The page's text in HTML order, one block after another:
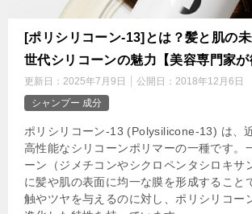
[ポリシリコーン-13]とは？髪と肌の
世代シリコーンの魅力【美容専門家が
更新日： 2025年7月9日 公開日： 2018年12月6日
シャンプー 成分
ポリシリコーン-13 (Polysilicone-13) は、
高性能なシリコーンポリマーの一種です。
ーン（ジメチコンやシクロペンタシロキサ
に髪や肌の表面に均一な膜を形成すること
触やツヤを与えるのに対し、ポリシリコー